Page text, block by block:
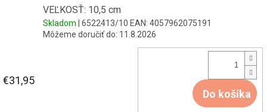
VEĽKOSŤ: 10,5 cm
Skladom | 6522413/10 EAN: 4057962075191
Môžeme doručiť do: 11.8.2026
€31,95
Do košíka